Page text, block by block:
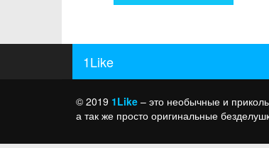
1Like
© 2019 1Like – это необычные и
а так же просто оригинальные